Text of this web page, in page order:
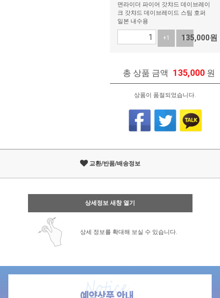
면라이더 파이어 갓챠드 데이브레이
크 갓챠드 데이브레이드 스팀 호퍼
일본 내수용
+1 -1
135,000원
총 상품 금액 135,000 원
상품이 품절되었습니다.
교환/반품/배송정보
상세정보 새창 열기
상세 정보를 확대해 보실 수 있습니다.